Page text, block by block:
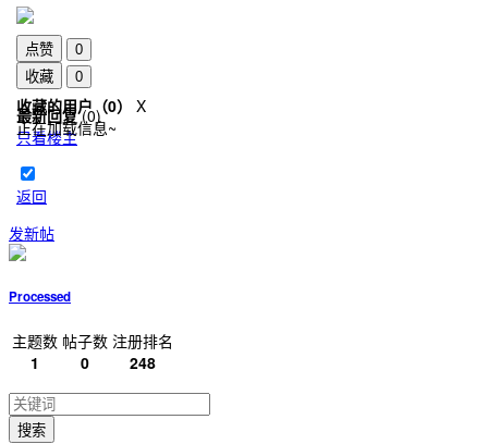
点赞
0
收藏
0
收藏的用户（0）
X
正在加载信息~
最新回复(0)
只看楼主
返回
发新帖
Processed
主题数
1
帖子数
0
注册排名
248
搜索